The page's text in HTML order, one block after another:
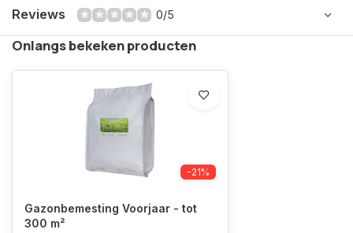
Reviews 0/5
Onlangs bekeken producten
-21%
Gazonbemesting Voorjaar - tot
300 m²